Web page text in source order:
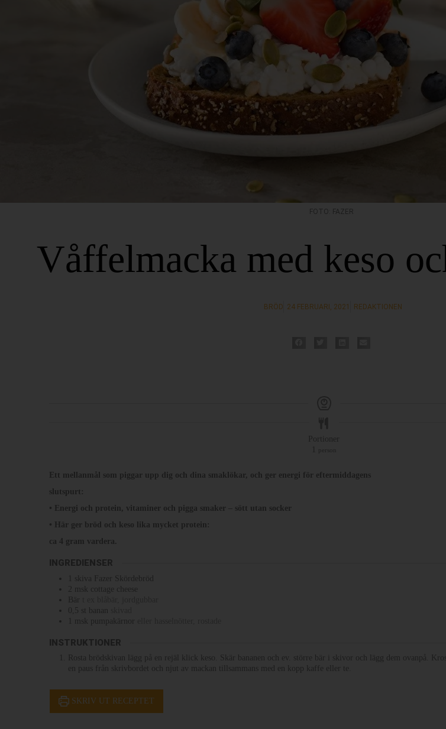
FOTO: FAZER
Våffelmacka med keso
BRÖD 24 FEBRUARI, 2021 REDAKTIONEN
Portioner
Ett mellanmål som piggar upp dig och dina smaklökar, och ger energi för eftermiddagens
slutspurt:
• Energi och protein, vitaminer och pigga smaker – sött utan socker
• Här ger bröd och keso lika mycket protein:
ca 4 gram vardera.
INGREDIENSER
skiva Fazer Skördebröd
2
msk
cottage cheese
Bär
0,5
st banan
msk pumpakärnor
INSTRUKTIONER
Rosta brödskivan lägg på en rejäl klick keso. Skär bananen och ev. större bär i skivor och lägg dem ovanpå.
en paus från skrivbordet och njut av mackan tillsammans med en kopp kaffe eller te.
SKRIV UT RECEPTET